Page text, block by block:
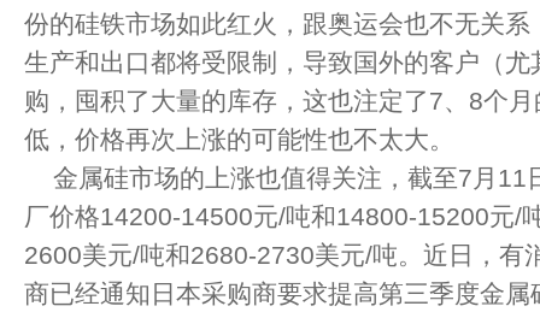
份的硅铁市场如此红火，跟奥运会也不无关
生产和出口都将受限制，导致国外的客户（
购，囤积了大量的库存，这也注定了7、8个
低，价格再次上涨的可能性也不太大。
金属硅市场的上涨也值得关注，截至7月11
厂价格14200-14500元/吨和14800-15200元/
2600美元/吨和2680-2730美元/吨。近日，有
商已经通知日本采购商要求提高第三季度金